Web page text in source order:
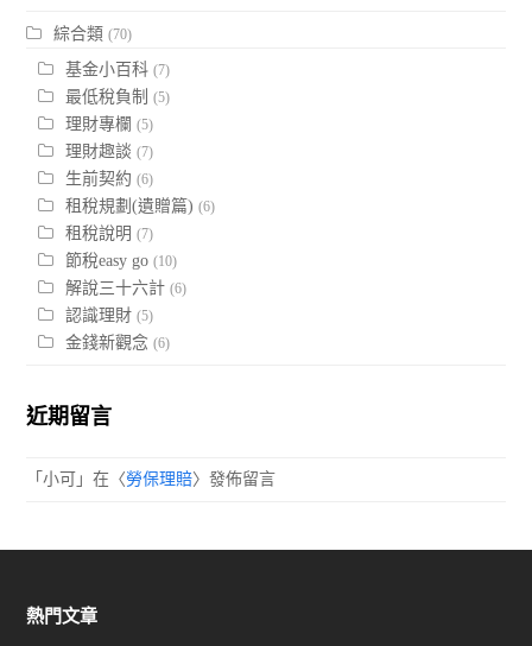
綜合類 (70)
基金小百科 (7)
最低稅負制 (5)
理財專欄 (5)
理財趣談 (7)
生前契約 (6)
租稅規劃(遺贈篇) (6)
租稅說明 (7)
節稅easy go (10)
解說三十六計 (6)
認識理財 (5)
金錢新觀念 (6)
近期留言
「小可 」在〈勞保理賠〉發佈留言
熱門文章